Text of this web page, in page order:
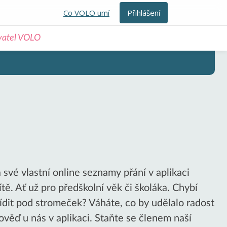
Co VOLO umí Přihlášení
VOLO
vlastní online seznamy přání v aplikaci
Ať už pro předškolní věk či školáka. Chybí
pod stromeček? Váháte, co by udělalo radost
u nás v aplikaci. Staňte se členem naší